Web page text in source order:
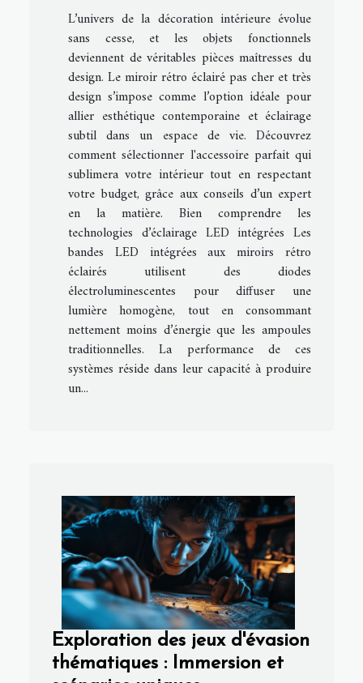
L’univers de la décoration intérieure évolue
sans cesse, et les objets fonctionnels
deviennent de véritables pièces maîtresses du
design. Le miroir rétro éclairé pas cher et très
design s’impose comme l’option idéale pour
allier esthétique contemporaine et éclairage
subtil dans un espace de vie. Découvrez
comment sélectionner l'accessoire parfait qui
sublimera votre intérieur tout en respectant
votre budget, grâce aux conseils d’un expert
en la matière. Bien comprendre les
technologies d’éclairage LED intégrées Les
bandes LED intégrées aux miroirs rétro
éclairés utilisent des diodes
électroluminescentes pour diffuser une
lumière homogène, tout en consommant
nettement moins d’énergie que les ampoules
traditionnelles. La performance de ces
systèmes réside dans leur capacité à produire
un...
Exploration des jeux d'évasion
thématiques : Immersion et